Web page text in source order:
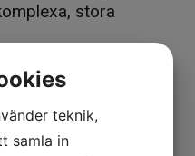
stora
i nordvästra
teknik,
samla in